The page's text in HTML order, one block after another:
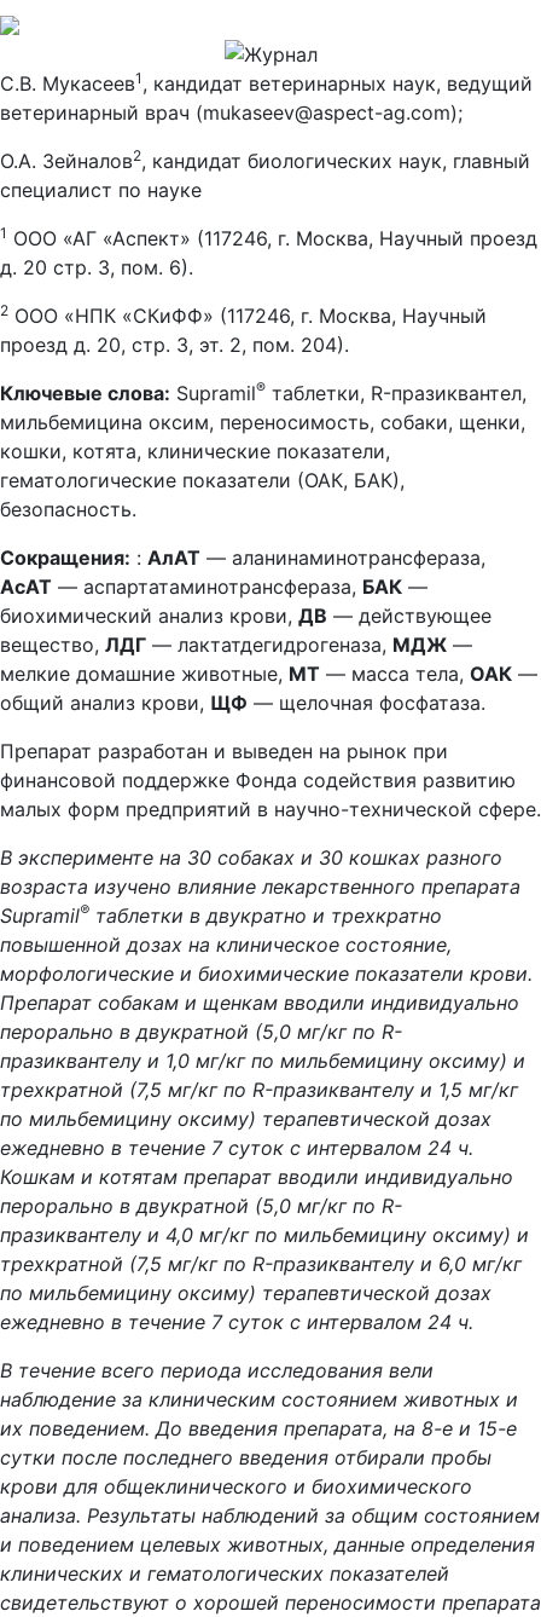
С.В. Мукасеев1 , кандидат ветеринарных наук, ведущий
ветеринарный врач (mukaseev@aspect-ag.com);
О.А. Зейналов2, кандидат биологических наук, главный
специалист по науке
1 ООО «АГ «Аспект» (117246, г. Москва, Научный проезд
д. 20 стр. 3, пом. 6).
2 ООО «НПК «СКиФФ» (117246, г. Москва, Научный
проезд д. 20, стр. 3, эт. 2, пом. 204).
Ключевые слова: Supramil® таблетки, R-празиквантел,
мильбемицина оксим, переносимость, собаки, щенки,
кошки, котята, клинические показатели,
гематологические показатели (ОАК, БАК),
безопасность.
Сокращения: : АлАТ — аланинаминотрансфераза,
АсАТ — аспартатаминотрансфераза, БАК —
биохимический анализ крови, ДВ — действующее
вещество, ЛДГ — лактатдегидрогеназа, МДЖ —
мелкие домашние животные, МТ — масса тела, ОАК —
общий анализ крови, ЩФ — щелочная фосфатаза.
Препарат разработан и выведен на рынок при
финансовой поддержке Фонда содействия развитию
малых форм предприятий в научно-технической сфере.
В эксперименте на 30 собаках и 30 кошках разного
возраста изучено влияние лекарственного препарата
Supramil® таблетки в двукратно и трехкратно
повышенной дозах на клиническое состояние,
морфологические и биохимические показатели крови.
Препарат собакам и щенкам вводили индивидуально
перорально в двукратной (5,0 мг/кг по R-
празиквантелу и 1,0 мг/кг по мильбемицину оксиму) и
трехкратной (7,5 мг/кг по R-празиквантелу и 1,5 мг/кг
по мильбемицину оксиму) терапевтической дозах
ежедневно в течение 7 суток с интервалом 24 ч.
Кошкам и котятам препарат вводили индивидуально
перорально в двукратной (5,0 мг/кг по R-
празиквантелу и 4,0 мг/кг по мильбемицину оксиму) и
трехкратной (7,5 мг/кг по R-празиквантелу и 6,0 мг/кг
по мильбемицину оксиму) терапевтической дозах
ежедневно в течение 7 суток с интервалом 24 ч.
В течение всего периода исследования вели
наблюдение за клиническим состоянием животных и
их поведением. До введения препарата, на 8-е и 15-е
сутки после последнего введения отбирали пробы
крови для общеклинического и биохимического
анализа. Результаты наблюдений за общим состоянием
и поведением целевых животных, данные определения
клинических и гематологических показателей
свидетельствуют о хорошей переносимости препарата